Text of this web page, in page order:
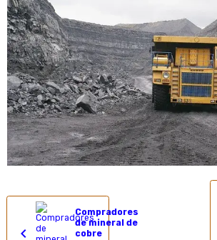
Compradores
de mineral de
cobre